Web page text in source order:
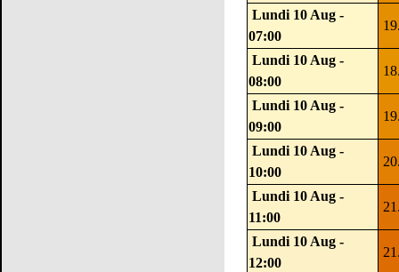
Lundi 10 Aug -
07:00
Lundi 10 Aug -
08:00
Lundi 10 Aug -
09:00
Lundi 10 Aug -
10:00
Lundi 10 Aug -
11:00
Lundi 10 Aug -
12:00